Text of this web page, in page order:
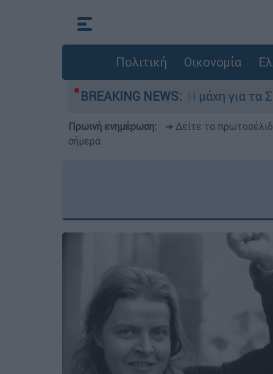
Πολιτική Οικονομία
BREAKING NEWS:
6 Αυγούστου Η μάχη για τα Στενά του
Πρωινή ενημέρωση: ➔ Δείτε τα
σήμερα